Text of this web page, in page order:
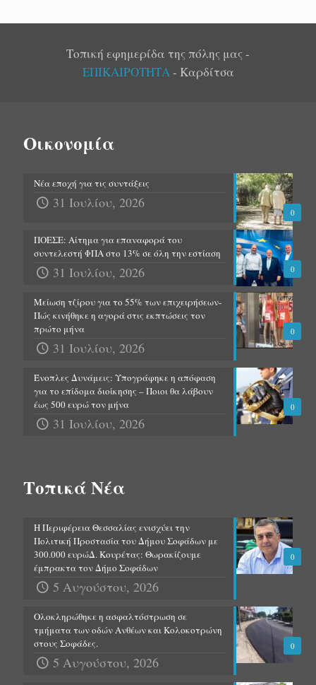
Τοπική εφημερίδα της πόλης μας -
ΕΠΙΚΑΙΡΟΤΗΤΑ- Καρδίτσα
Οικονομία
0
Νέα εποχή για τις συντάξεις
31 Ιουλίου, 2026
0
ΠΟΕΣΕ: Αίτημα για επαναφορά του
συντελεστή ΦΠΑ στο 13% σε όλη την εστίαση
31 Ιουλίου, 2026
0
Μείωση τζίρου για το 55% των επιχειρήσεων-
Πώς κινήθηκε η αγορά στις εκπτώσεις τον
πρώτο μήνα
31 Ιουλίου, 2026
0
Ένοπλες Δυνάμεις: Υπογράφηκε η απόφαση
για το επίδομα διοίκησης – Ποιοι θα λάβουν
έως 500 ευρώ τον μήνα
31 Ιουλίου, 2026
Τοπικά Νέα
0
Η Περιφέρεια Θεσσαλίας ενισχύει την
Πολιτική Προστασία του Δήμου Σοφάδων με
300.000 ευρώΔ. Κουρέτας: Θωρακίζουμε
έμπρακτα τον Δήμο Σοφάδων
5 Αυγούστου, 2026
0
Ολοκληρώθηκε η ασφαλτόστρωση σε
τμήματα των οδών Ανθέων και Κολοκοτρώνη
στους Σοφάδες.
5 Αυγούστου, 2026